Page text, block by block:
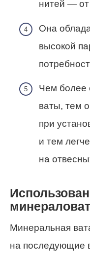
нитей —
Она
высокой
Чем более
ваты, тем
при
и тем
на
Минеральная
на последующие